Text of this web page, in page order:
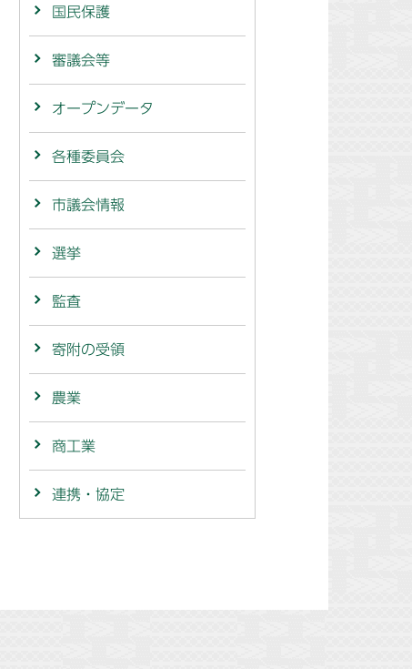
国民保護
審議会等
オープンデータ
各種委員会
市議会情報
選挙
監査
寄附の受領
農業
商工業
連携・協定